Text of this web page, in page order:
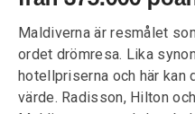
Maldiverna är resmålet
ordet drömresa. Lika
hotellpriserna och här
värde. Radisson, Hilton